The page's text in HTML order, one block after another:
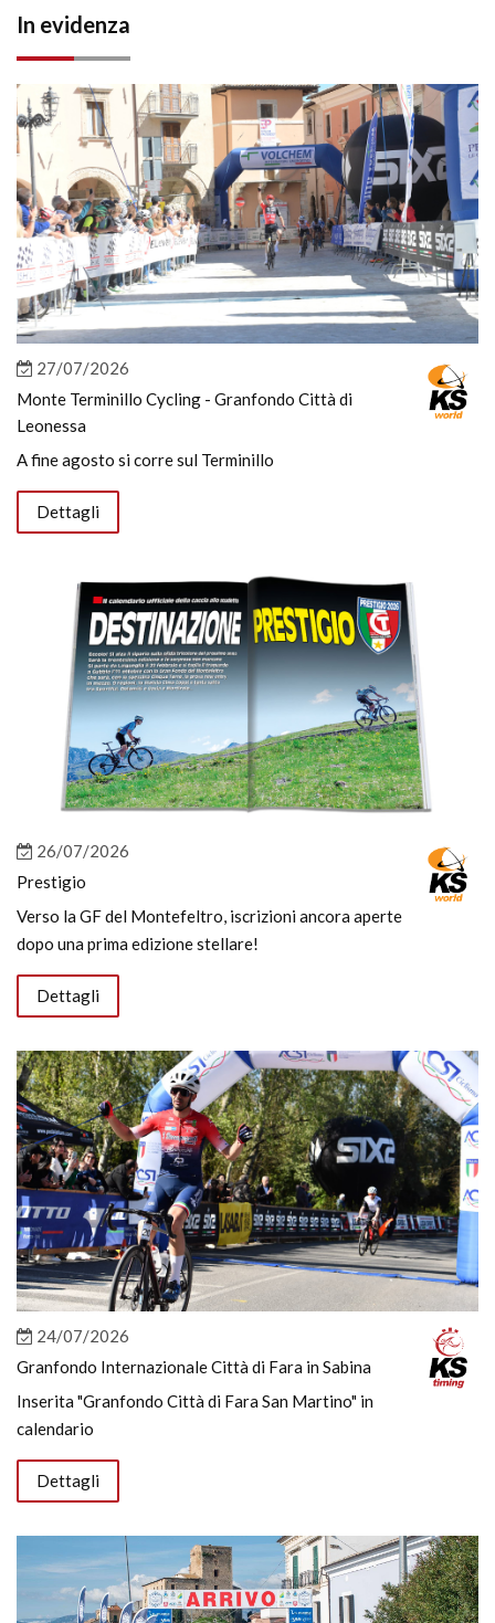
In evidenza
27/07/2026
Monte Terminillo Cycling - Granfondo Città di
Leonessa
A fine agosto si corre sul Terminillo
Dettagli
26/07/2026
Prestigio
Verso la GF del Montefeltro, iscrizioni ancora aperte
dopo una prima edizione stellare!
Dettagli
24/07/2026
Granfondo Internazionale Città di Fara in Sabina
Inserita "Granfondo Città di Fara San Martino" in
calendario
Dettagli